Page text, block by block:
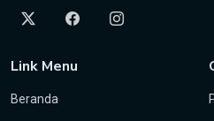
Link Menu
Beranda